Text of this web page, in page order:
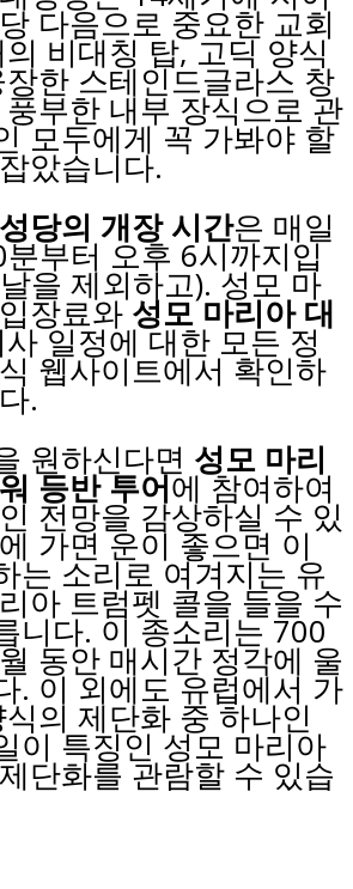
다음으로 중요한 교회
비대칭 탑, 고딕 양식
한 스테인드글라스 창
부한 내부 장식으로 관
모두에게 꼭 가봐야 할
았습니다.
당의 개장 시간은 매일
부터 오후 6시까지입
을 제외하고). 성모 마
장료와성모 마리아 대
일정에 대한 모든 정
웹사이트에서 확인하
.
원하신다면 성모 마리
등반 투어에 참여하여
전망을 감상하실 수 있
가면 운이 좋으면 이
는 소리로 여겨지는 유
아 트럼펫 콜을 들을 수
니다. 이 종소리는 700
동안 매시간 정각에 울
. 이 외에도 유럽에서 가
의 제단화 중 하나인
이 특징인 성모 마리아
단화를 관람할 수 있습